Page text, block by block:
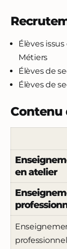
Élèves
Métiers
Élèves de
Élèves de
Contenu
en atelier